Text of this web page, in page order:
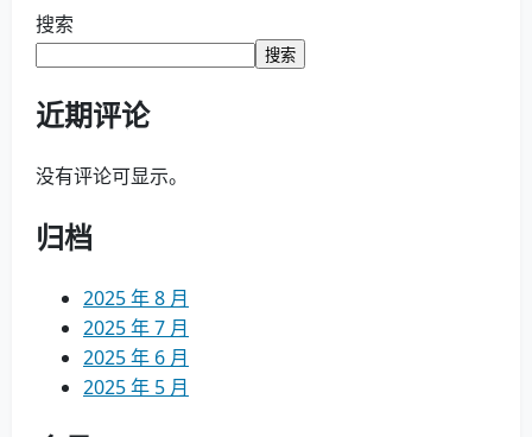
搜索
搜索
近期评论
没有评论可显示。
归档
2025 年 8 月
2025 年 7 月
2025 年 6 月
2025 年 5 月